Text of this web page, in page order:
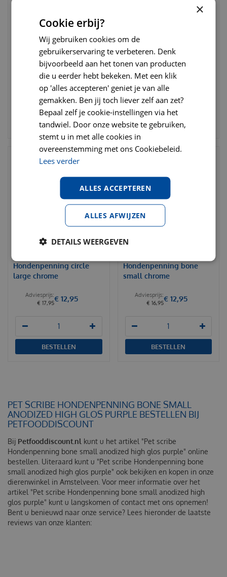
Hondenpenning bone
large chrome
€ 17,95€ 12,95
BESTELLEN
Hondenpenning bone
large brushed
€ 16,95 € 12
BESTELLEN
Hondenpenning circle
large chrome
€ 17,95€ 12,95
BESTELLEN
Hondenpenning bone
small chrome
€ 16,95€ 12,95
BESTELLEN
PET SCRIBE HONDENPENNING BONE SMALL
ANODIZED HIGH GLOS PURPLE BESTELLEN BIJ
PETFOODDISCOUNT
Bij Petfooddiscount.nl kunt u het artikel "Pet scribe
Hondenpenning bone small anodized high glos purple" online
bestellen. Uiteraard kunt u "Pet scribe Hondenpenning bone
small anodized high glos purple" ook bekijken en kopen in onze
dierenwinkel in Amstelveen. Voor meer informatie over het
artikel "Pet scribe Hondenpenning bone small anodized high
glos purple" kunt u langskomen of contact met ons opnemen!
Bent u benieuwd naar onze service? Lees hieronder de laatste
reviews van onze klanten:
×
Cookie erbij?
Wij gebruiken cookies om de
gebruikerservaring te verbeteren. Denk
bijvoorbeeld aan het tonen van producten
die u eerder hebt bekeken. Met een klik
op 'alles accepteren' geniet je van alle
gemakken. Ben jij toch liever zelf aan zet?
Bepaal zelf je cookie-instellingen via het
tandwiel. Door onze website te gebruiken,
stemt u in met alle cookies in
overeenstemming met ons Cookiebeleid.
Lees verder
ALLES ACCEPTEREN
ALLES AFWIJZEN
DETAILS WEERGEVEN